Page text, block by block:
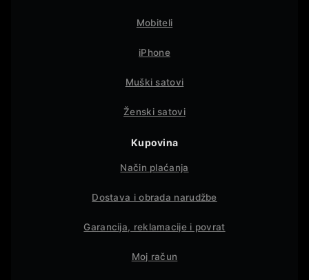
Mobiteli
iPhone
Muški satovi
Ženski satovi
Kupovina
Način plaćanja
Dostava i obrada narudžbe
Garancija, reklamacije i povrat
Moj račun